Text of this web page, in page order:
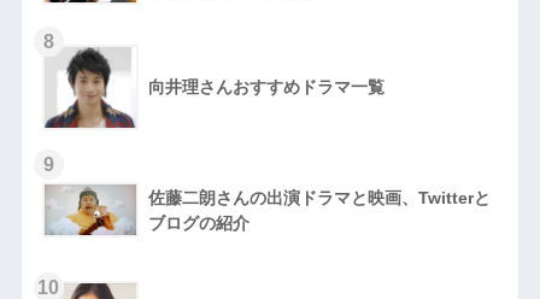
8
向井理さんおすすめドラマ一覧
9
佐藤二朗さんの出演ドラマと映画、Twitterと
ブログの紹介
10